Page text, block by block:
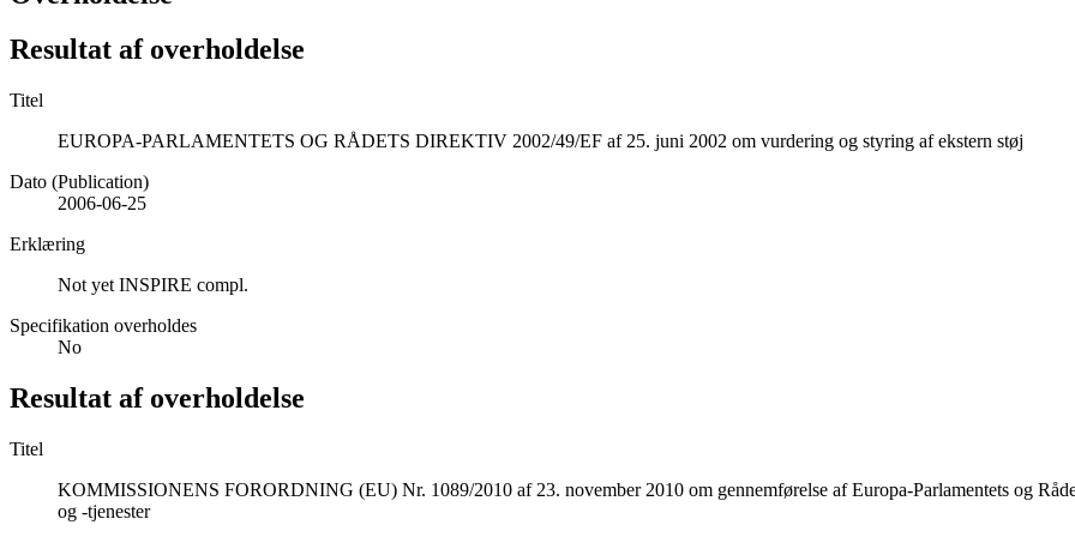
Resultat af overholdelse
Titel
EUROPA-PARLAMENTETS OG RÅDETS DIREKTIV 2002/49/EF af 25. juni 2002 om vurdering og styring af ekstern støj
Dato (Publication)
2006-06-25
Erklæring
Not yet INSPIRE compl.
Specifikation overholdes
No
Resultat af overholdelse
Titel
KOMMISSIONENS FORORDNING (EU) Nr. 1089/2010 af 23. november 2010 om gennemførelse af Europa-Parlamentets og
og -tjenester